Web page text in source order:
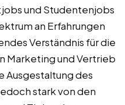
und Studentenjobs
an Erfahrungen
Verständnis für die
Marketing und Vertrieb
Ausgestaltung des
stark von den